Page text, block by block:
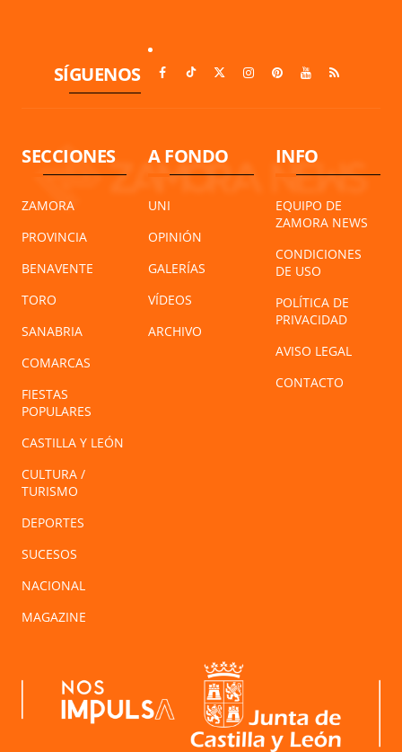
SÍGUENOS
SECCIONES
ZAMORA
PROVINCIA
BENAVENTE
TORO
SANABRIA
COMARCAS
FIESTAS
POPULARES
CASTILLA Y LEÓN
CULTURA /
TURISMO
DEPORTES
SUCESOS
NACIONAL
MAGAZINE
A FONDO
UNI
OPINIÓN
GALERÍAS
VÍDEOS
ARCHIVO
INFO
EQUIPO DE
ZAMORA NEWS
CONDICIONES
DE USO
POLÍTICA DE
PRIVACIDAD
AVISO LEGAL
CONTACTO